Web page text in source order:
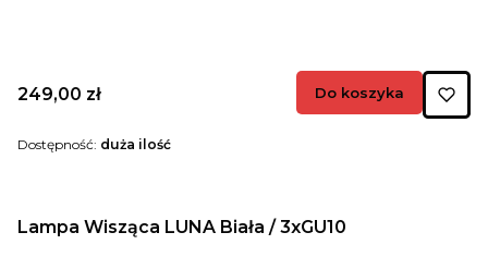
Cena
249,00 zł Do koszyka
Dostępność: duża ilość
Lampa Wisząca LUNA Biała / 3xGU10